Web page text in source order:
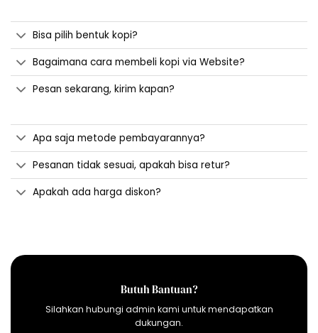
Bisa pilih bentuk kopi?
Bagaimana cara membeli kopi via Website?
Pesan sekarang, kirim kapan?
Apa saja metode pembayarannya?
Pesanan tidak sesuai, apakah bisa retur?
Apakah ada harga diskon?
Butuh Bantuan?
Silahkan hubungi admin kami untuk mendapatkan
dukungan.